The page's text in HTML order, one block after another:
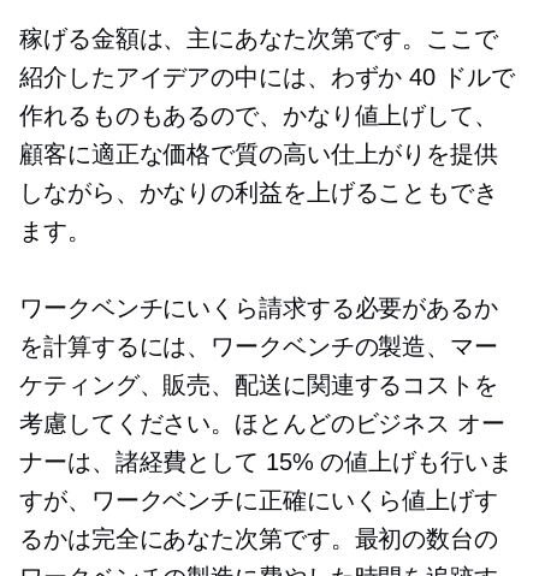
稼げる金額は、主にあなた次第です。ここで
紹介したアイデアの中には、わずか 40 ドルで
作れるものもあるので、かなり値上げして、
顧客に適正な価格で質の高い仕上がりを提供
しながら、かなりの利益を上げることもでき
ます。
ワークベンチにいくら請求する必要があるか
を計算するには、ワークベンチの製造、マー
ケティング、販売、配送に関連するコストを
考慮してください。ほとんどのビジネス オー
ナーは、諸経費として 15% の値上げも行いま
すが、ワークベンチに正確にいくら値上げす
るかは完全にあなた次第です。最初の数台の